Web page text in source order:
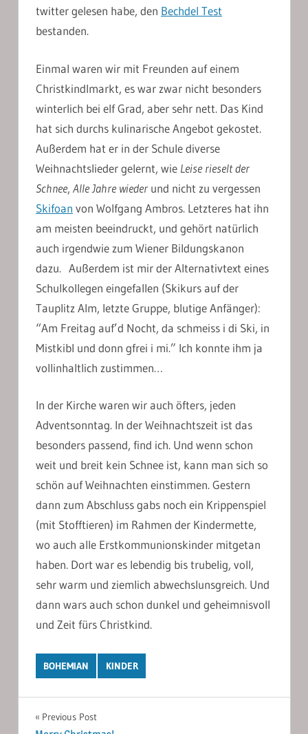
twitter gelesen habe, den Bechdel Test
bestanden.
Einmal waren wir mit Freunden auf einem
Christkindlmarkt, es war zwar nicht besonders
winterlich bei elf Grad, aber sehr nett. Das Kind
hat sich durchs kulinarische Angebot gekostet.
Außerdem hat er in der Schule diverse
Weihnachtslieder gelernt, wie Leise rieselt der
Schnee, Alle Jahre wieder und nicht zu vergessen
Skifoan von Wolfgang Ambros. Letzteres hat ihn
am meisten beeindruckt, und gehört natürlich
auch irgendwie zum Wiener Bildungskanon
dazu. Außerdem ist mir der Alternativtext eines
Schulkollegen eingefallen (Skikurs auf der
Tauplitz Alm, letzte Gruppe, blutige Anfänger):
“Am Freitag auf’d Nocht, da schmeiss i di Ski, in
Mistkibl und donn gfrei i mi.” Ich konnte ihm ja
vollinhaltlich zustimmen…
In der Kirche waren wir auch öfters, jeden
Adventsonntag. In der Weihnachtszeit ist das
besonders passend, find ich. Und wenn schon
weit und breit kein Schnee ist, kann man sich so
schön auf Weihnachten einstimmen. Gestern
dann zum Abschluss gabs noch ein Krippenspiel
(mit Stofftieren) im Rahmen der Kindermette,
wo auch alle Erstkommunionskinder mitgetan
haben. Dort war es lebendig bis trubelig, voll,
sehr warm und ziemlich abwechslunsgreich. Und
dann wars auch schon dunkel und geheimnisvoll
und Zeit fürs Christkind.
BOHEMIAN KINDER
Post
Previous Post